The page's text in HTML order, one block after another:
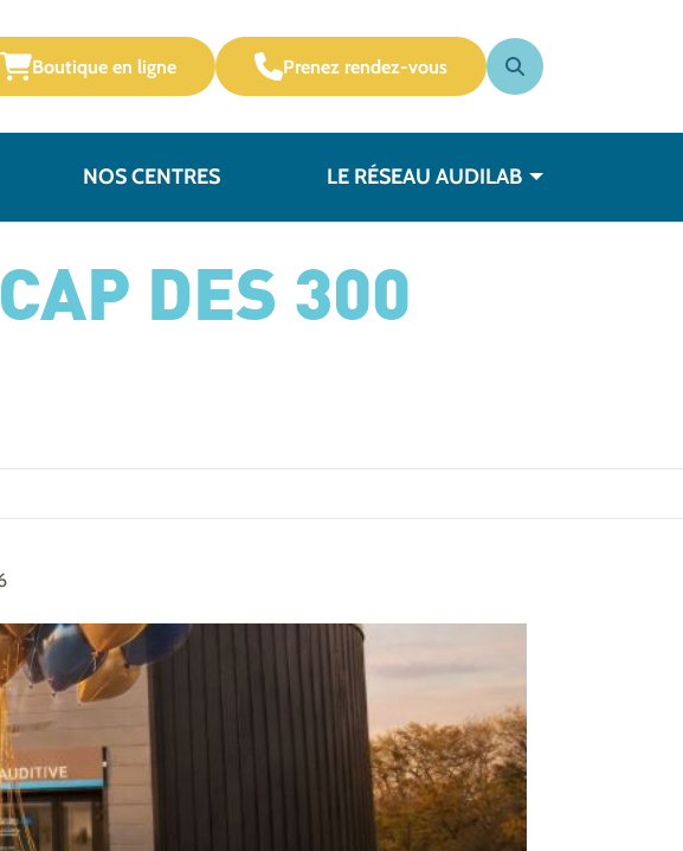
Boutique en ligne Prenez rendez-vous
NOS CENTRES LE RÉSEAU AUDILAB
DES 300